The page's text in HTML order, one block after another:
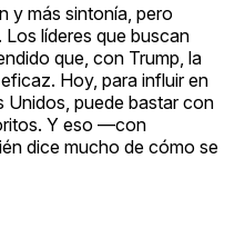
y más sintonía, pero
Los líderes que buscan
que, con Trump, la
Hoy, para influir en
Unidos, puede bastar con
Y eso —con
dice mucho de cómo se